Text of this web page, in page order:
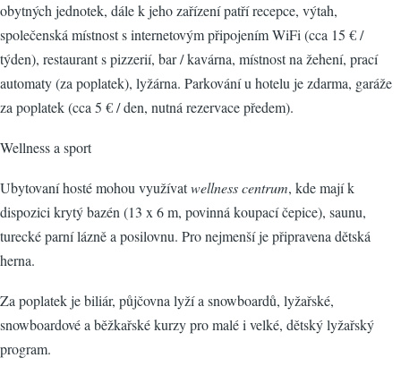
obytných jednotek, dále k jeho zařízení patří recepce, výtah,
společenská místnost s internetovým připojením WiFi (cca 15 € /
týden), restaurant s pizzerií, bar / kavárna, místnost na žehení, prací
automaty (za poplatek), lyžárna. Parkování u hotelu je zdarma, garáže
za poplatek (cca 5 € / den, nutná rezervace předem).
Wellness a sport
Ubytovaní hosté mohou využívatwellness centrum, kde mají k
dispozici krytý bazén (13 x 6 m, povinná koupací čepice), saunu,
turecké parní lázně a posilovnu. Pro nejmenší je připravena dětská
herna.
Za poplatek je biliár, půjčovna lyží a snowboardů, lyžařské,
snowboardové a běžkařské kurzy pro malé i velké, dětský lyžařský
program.